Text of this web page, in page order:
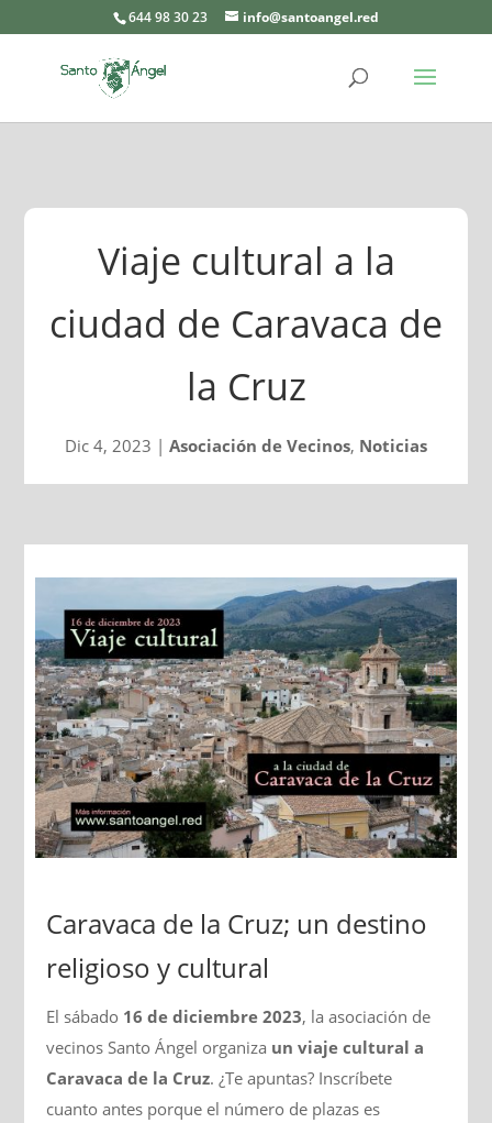
644 98 30 23 info@santoangel.red
Viaje cultural a la
ciudad de Caravaca de
la Cruz
Dic 4, 2023 | Asociación de Vecinos, Noticias
Caravaca de la Cruz; un destino
religioso y cultural
El sábado 16 de diciembre 2023, la asociación de
vecinos Santo Ángel organiza un viaje cultural a
Caravaca de la Cruz. ¿Te apuntas? Inscríbete
cuanto antes porque el número de plazas es